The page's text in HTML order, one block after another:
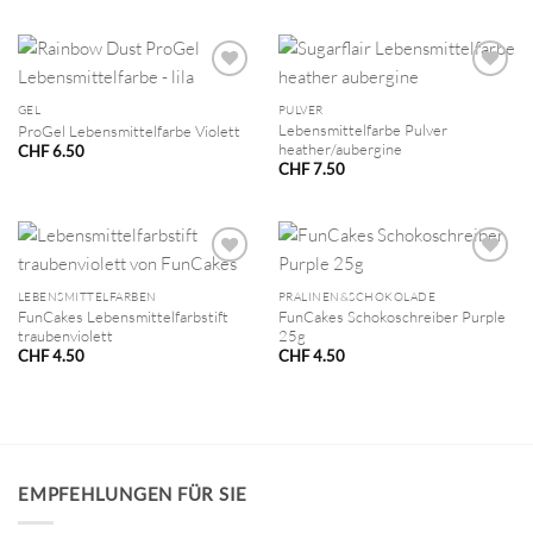
GEL
ProGel Lebensmittelfarbe Violett
CHF6.50
PULVER
Lebensmittelfarbe Pulver
heather/aubergine
CHF7.50
LEBENSMITTELFARBEN
FunCakes Lebensmittelfarbstift
traubenviolett
CHF4.50
PRALINEN&SCHOKOLADE
FunCakes Schokoschreiber Purple
25g
CHF4.50
EMPFEHLUNGEN FÜR SIE